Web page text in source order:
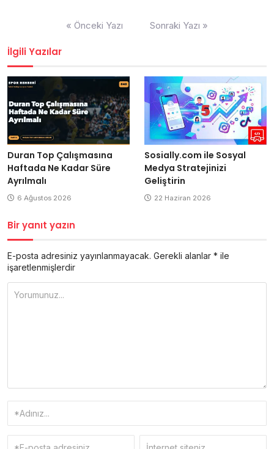
« Önceki Yazı Sonraki Yazı »
İlgili Yazılar
Duran Top Çalışmasına
Haftada Ne Kadar Süre
Ayrılmalı
6 Ağustos 2026
Sosially.com ile Sosyal
Medya Stratejinizi
Geliştirin
22 Haziran 2026
Bir yanıt yazın
E-posta adresiniz yayınlanmayacak. Gerekli alanlar * ile
işaretlenmişlerdir